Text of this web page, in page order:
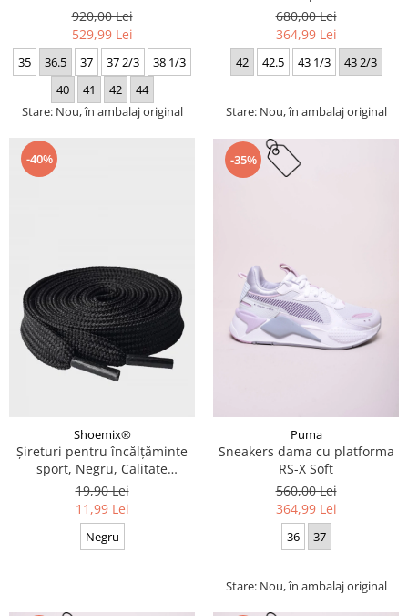
920,00 Lei
529,99 Lei
35 36.5 37 37 2/3
38 1/3
40
41 42
44
Stare: Nou, în ambalaj original
680,00 Lei
364,99 Lei
42 42.5 43 1/3 43 2/3
Stare: Nou, în ambalaj original
-40%
Shoemix®
Șireturi pentru încălțăminte
sport, Negru, Calitate
premium, 110 cm x 0.8 cm
19,90 Lei
11,99 Lei
Negru
-35%
Puma
Sneakers dama cu platforma
RS-X Soft
560,00 Lei
364,99 Lei
36 37
Stare: Nou, în ambalaj original